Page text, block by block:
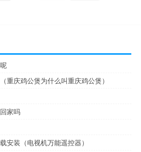
重庆鸡公煲为什么叫重庆鸡公煲）
家吗
安装（电视机万能遥控器）